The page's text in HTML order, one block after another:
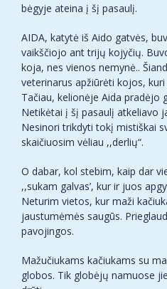
bėgyje ateina į šį pasaulį.
AIDA, katytė iš Aido gatvės,
vaikščiojo ant trijų kojyčių.
koja, nes vienos nemynė..
veterinarus apžiūrėti kojos,
Tačiau, kelionėje Aida pradėjo
Netikėtai į šį pasaulį atkeliavo
Nesinori trikdyti tokį mistiškai
skaičiuosim vėliau ,,derlių“.
O dabar, kol stebim, kaip dar
,,sukam galvas’, kur ir juos
Neturim vietos, kur maži
jaustumėmės saugūs.
pavojingos.
Mažučiukams kačiukams su
globos. Tik globėjų namuose